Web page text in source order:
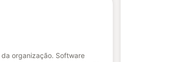
organização. Software